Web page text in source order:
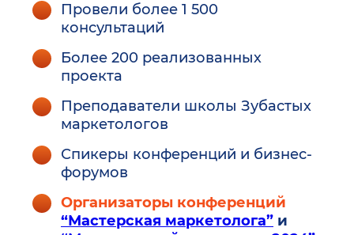
Провели более 1 500
консультаций
Более 200 реализованных
проекта
Преподаватели школы Зубастых
маркетологов
Спикеры конференций и бизнес-
форумов
Организаторы конференций
“Мастерская маркетолога” и